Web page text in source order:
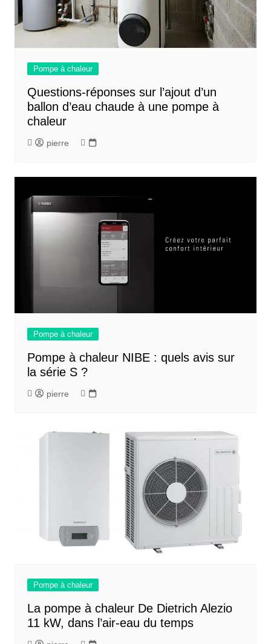
Pompe à chaleur
Questions-réponses sur l’ajout d’un
ballon d’eau chaude à une pompe à
chaleur
pierre
Pompe à chaleur
Pompe à chaleur NIBE : quels avis sur
la série S ?
pierre
Pompe à chaleur
La pompe à chaleur De Dietrich Alezio
11 kW, dans l’air-eau du temps